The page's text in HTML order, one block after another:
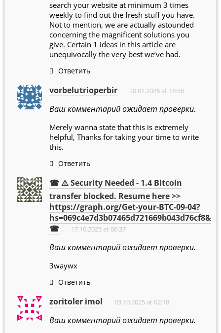
search your website at minimum 3 times
weekly to find out the fresh stuff you have.
Not to mention, we are actually astounded
concerning the magnificent solutions you
give. Certain 1 ideas in this article are
unequivocally the very best we’ve had.
Ответить
vorbelutrioperbir 20.01.2026 at 18:50
Ваш комментарий ожидает проверки.
Merely wanna state that this is extremely
helpful, Thanks for taking your time to write
this.
Ответить
☎ ⚠️ Security Needed - 1.4 Bitcoin
transfer blocked. Resume here >>
https://graph.org/Get-your-BTC-09-04?
hs=069c4e7d3b07465d721669b043d76cf8&
☎
17.10.2025 at 00:37
Ваш комментарий ожидает проверки.
3waywx
Ответить
zoritoler imol 03.10.2025 at 02:18
Ваш комментарий ожидает проверки.